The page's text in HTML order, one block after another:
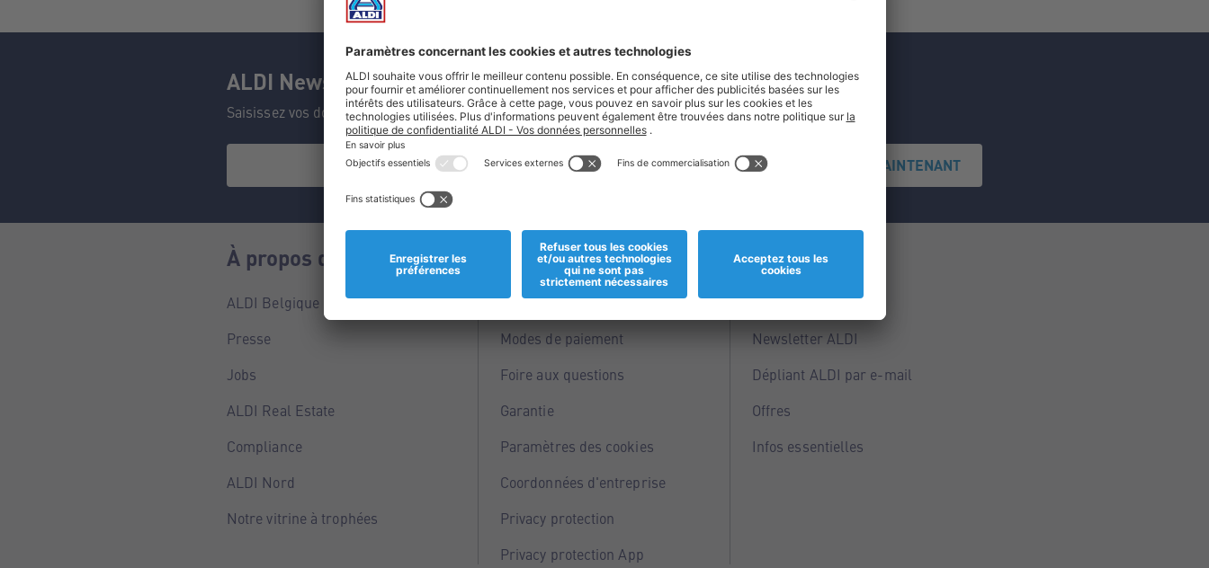
ALDI Newsletter
Saisissez vos données et ne manquez aucune de nos offres.
S'INSCRIRE MAINTENANT
À propos de nous
ALDI Belgique
Presse
Jobs
ALDI Real Estate
Compliance
ALDI Nord
Notre vitrine à trophées
Informations
Magasins
Modes de paiement
Foire aux questions
Garantie
Paramètres des cookies
Coordonnées d'entreprise
Privacy protection
Privacy protection App
Service
Points ALDI
Newsletter ALDI
Dépliant ALDI par e-mail
Offres
Infos essentielles